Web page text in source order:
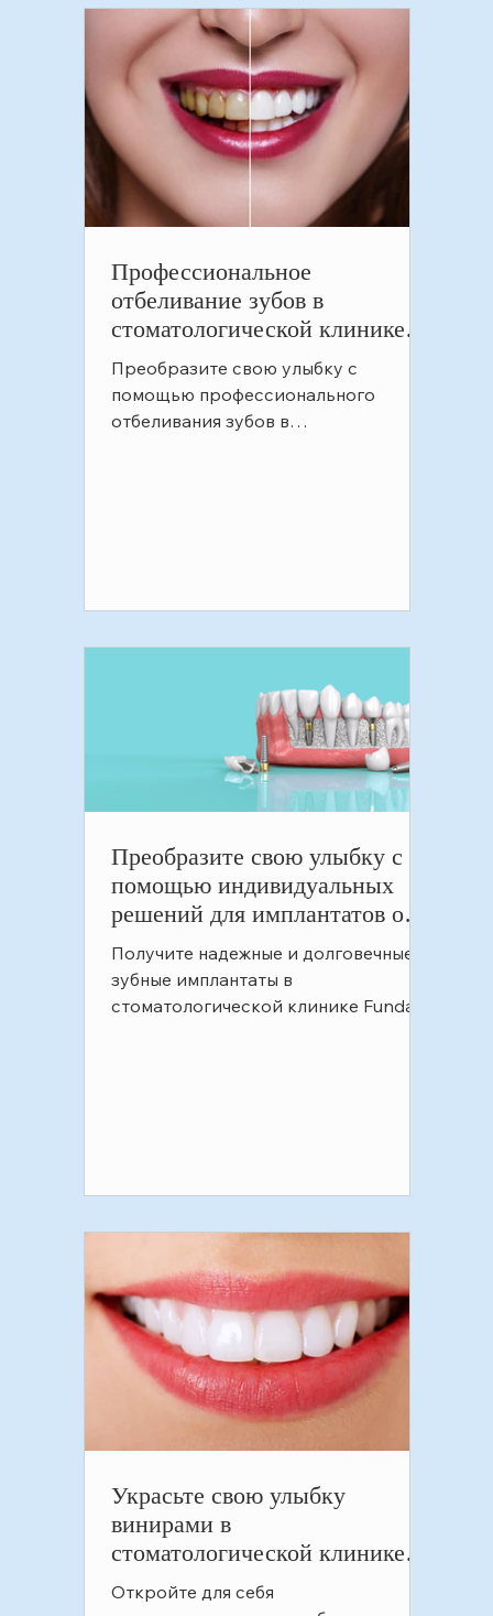
Профессиональное
отбеливание зубов в
стоматологической клинике
Punda Salcaya в Оране,
Чанкае, Анкаре – получите
яркую улыбку.
Преобразите свою улыбку с
помощью профессионального
отбеливания зубов в
Преобразите свою улыбку с
помощью индивидуальных
решений для имплантатов от
Oran, Chankaya и Ankara.
зубной имплантат
Получите надежные и долговечные
зубные имплантаты в
стоматологической клинике Funda
Украсьте свою улыбку
винирами в
стоматологической клинике
Punda Salcaya в Оране,
Чанкайе, Анкаре. виниры
Откройте для себя